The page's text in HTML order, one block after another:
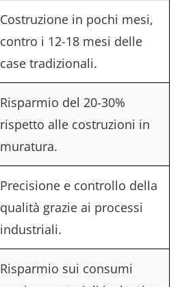
Costruzione in pochi mesi,
contro i 12-18 mesi delle
case tradizionali.
Risparmio del 20-30%
rispetto alle costruzioni in
muratura.
Precisione e controllo della
qualità grazie ai processi
industriali.
Risparmio sui consumi